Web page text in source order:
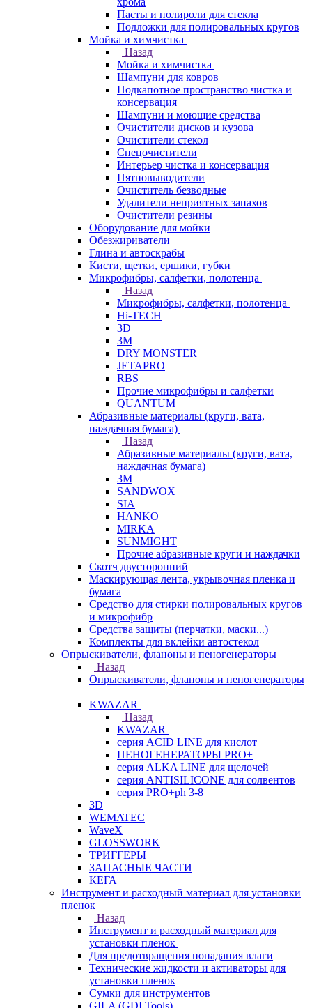
Пасты и полироли для стекла
Подложки для полировальных кругов
Мойка и химчистка
Назад
Мойка и химчистка
Шампуни для ковров
Подкапотное пространство чистка и
консервация
Шампуни и моющие средства
Очистители дисков и кузова
Очистители стекол
Спецочистители
Интерьер чистка и консервация
Пятновыводители
Очиститель безводные
Удалители неприятных запахов
Очистители резины
Оборудование для мойки
Обезжириватели
Глина и автоскрабы
Кисти, щетки, ершики, губки
Микрофибры, салфетки, полотенца
Назад
Микрофибры, салфетки, полотенца
Hi-TECH
3D
3М
DRY MONSTER
JETAPRO
RBS
Прочие микрофибры и салфетки
QUANTUM
Абразивные материалы (круги, вата,
наждачная бумага)
Назад
Абразивные материалы (круги, вата,
наждачная бумага)
3М
SANDWOX
SIA
HANKO
MIRKA
SUNMIGHT
Прочие абразивные круги и наждачки
Скотч двусторонний
Маскирующая лента, укрывочная пленка и
бумага
Средство для стирки полировальных кругов
и микрофибр
Средства защиты (перчатки, маски...)
Комплекты для вклейки автостекол
Опрыскиватели, фланоны и пеногенераторы
Назад
Опрыскиватели, фланоны и пеногенераторы
KWAZAR
Назад
KWAZAR
серия ACID LINE для кислот
ПЕНОГЕНЕРАТОРЫ PRO+
серия ALKA LINE для щелочей
серия ANTISILICONE для солвентов
серия PRO+ph 3-8
3D
WEMATEC
WaveX
GLOSSWORK
ТРИГГЕРЫ
ЗАПАСНЫЕ ЧАСТИ
КЕГА
Инструмент и расходный материал для установки
пленок
Назад
Инструмент и расходный материал для
установки пленок
Для предотвращения попадания влаги
Технические жидкости и активаторы для
установки пленок
Сумки для инструментов
GILA (GDI Tools)